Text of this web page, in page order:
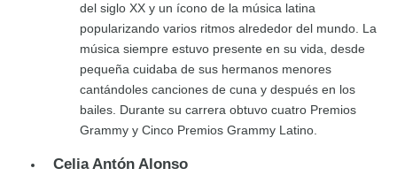
del siglo XX y un ícono de la música latina
popularizando varios ritmos alrededor del mundo. La
música siempre estuvo presente en su vida, desde
pequeña cuidaba de sus hermanos menores
cantándoles canciones de cuna y después en los
bailes. Durante su carrera obtuvo cuatro Premios
Grammy y Cinco Premios Grammy Latino.
Celia Antón Alonso